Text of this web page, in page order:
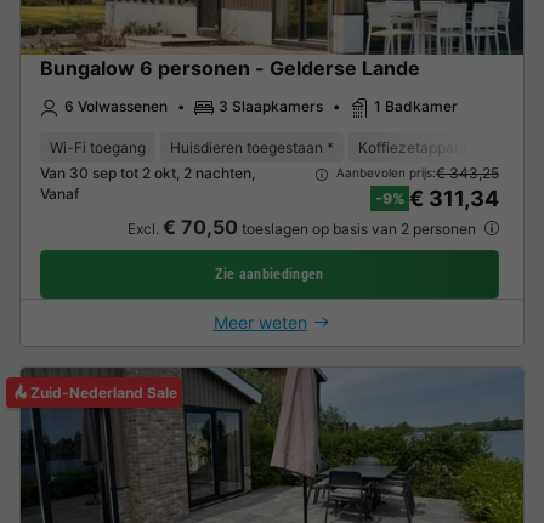
Bungalow 6 personen - Gelderse Lande
6 Volwassenen 3 Slaapkamers 1 Badkamer
Wi-Fi toegang Huisdieren toegestaan * Koffiezetapparaat
Van 30 sep tot 2 okt, 2 nachten,
Vanaf
Aanbevolen prijs:€ 343,25
-9% € 311,34
Excl. € 70,50 toeslagen op basis van 2 personen
Zie aanbiedingen
Meer weten
Zuid-Nederland Sale